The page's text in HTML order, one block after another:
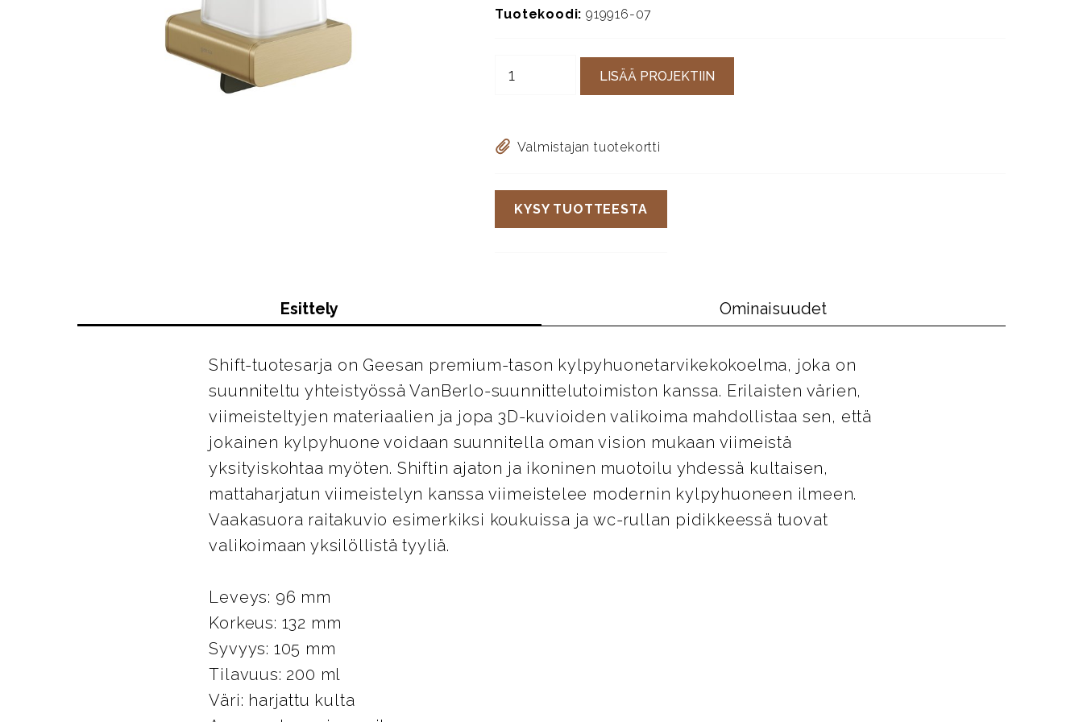
Tuotekoodi: 919916-07
LISÄÄ PROJEKTIIN
Valmistajan tuotekortti
KYSY TUOTTEESTA
Esittely Ominaisuudet
Shift-tuotesarja on Geesan premium-tason kylpyhuonetarvikekokoelma, joka on
suunniteltu yhteistyössä VanBerlo-suunnittelutoimiston kanssa. Erilaisten värien,
viimeisteltyjen materiaalien ja jopa 3D-kuvioiden valikoima mahdollistaa sen, että
jokainen kylpyhuone voidaan suunnitella oman vision mukaan viimeistä
yksityiskohtaa myöten. Shiftin ajaton ja ikoninen muotoilu yhdessä kultaisen,
mattaharjatun viimeistelyn kanssa viimeistelee modernin kylpyhuoneen ilmeen.
Vaakasuora raitakuvio esimerkiksi koukuissa ja wc-rullan pidikkeessä tuovat
valikoimaan yksilöllistä tyyliä.
Leveys: 96 mm
Korkeus: 132 mm
Syvyys: 105 mm
Tilavuus: 200 ml
Väri: harjattu kulta